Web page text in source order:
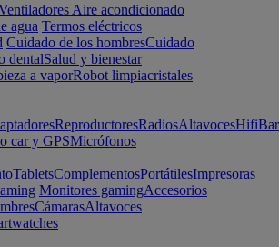
Aire acondicionado
agua Termos eléctricos
Cuidado de los hombresCuidado
dentalSalud y bienestar
a vaporRobot limpiacristales
ReproductoresRadiosAltavocesHifi
car y GPSMicrófonos
TabletsComplementosPortátilesImpresoras
Monitores gamingAccesorios
CámarasAltavoces